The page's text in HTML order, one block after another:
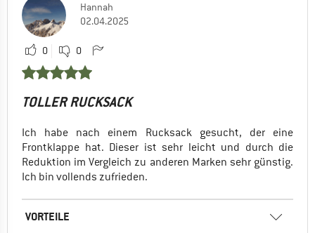
Hannah
02.04.2025
0 0
TOLLER RUCKSACK
Ich habe nach einem Rucksack gesucht, der eine
Frontklappe hat. Dieser ist sehr leicht und durch die
Reduktion im Vergleich zu anderen Marken sehr günstig.
Ich bin vollends zufrieden.
VORTEILE